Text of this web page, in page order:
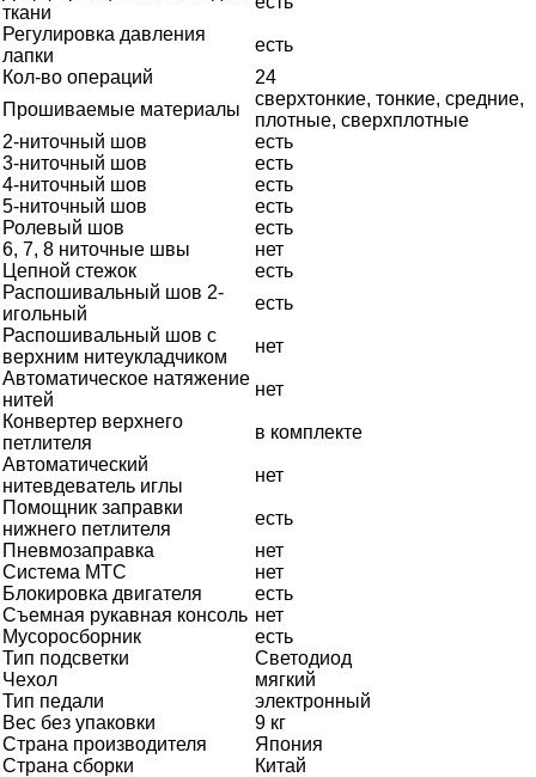
ткани
Регулировка давления
лапки
есть
Кол-во операций
24
Прошиваемые материалы
сверхтонкие, тонкие, средние,
плотные, сверхплотные
2-ниточный шов
есть
3-ниточный шов
есть
4-ниточный шов
есть
5-ниточный шов
есть
Ролевый шов
есть
6, 7, 8 ниточные швы
нет
Цепной стежок
есть
Распошивальный шов 2-
игольный
есть
Распошивальный шов с
верхним нитеукладчиком
нет
Автоматическое натяжение
нитей
нет
Конвертер верхнего
петлителя
в комплекте
Автоматический
нитевдеватель иглы
нет
Помощник заправки
нижнего петлителя
есть
Пневмозаправка
нет
Система MTC
нет
Блокировка двигателя
есть
Съемная рукавная консоль нет
Мусоросборник
есть
Тип подсветки
Светодиод
Чехол
мягкий
Тип педали
электронный
Вес без упаковки
9 кг
Страна производителя
Япония
Страна сборки
Китай